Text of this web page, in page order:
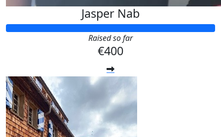
Jasper Nab
Raised so far
€400